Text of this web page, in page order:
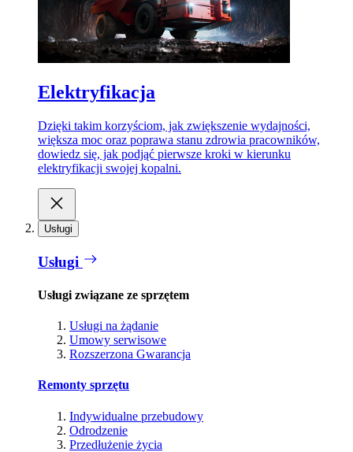
Elektryfikacja
Dzięki takim korzyściom, jak zwiększenie wydajności,
większa moc oraz poprawa stanu zdrowia pracowników,
dowiedz się, jak podjąć pierwsze kroki w kierunku
elektryfikacji swojej kopalni.
Usługi
Usługi
Usługi związane ze sprzętem
Usługi na żądanie
Umowy serwisowe
Rozszerzona Gwarancja
Remonty sprzętu
Indywidualne przebudowy
Odrodzenie
Przedłużenie życia